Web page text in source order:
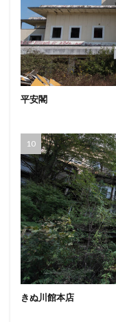
平安閣
きぬ川館本店